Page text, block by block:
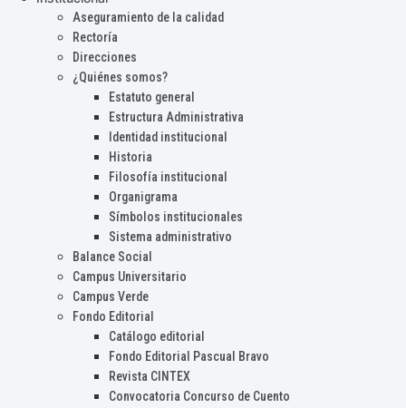
Aseguramiento de la calidad
Rectoría
Direcciones
¿Quiénes somos?
Estatuto general
Estructura Administrativa
Identidad institucional
Historia
Filosofía institucional
Organigrama
Símbolos institucionales
Sistema administrativo
Balance Social
Campus Universitario
Campus Verde
Fondo Editorial
Catálogo editorial
Fondo Editorial Pascual Bravo
Revista CINTEX
Convocatoria Concurso de Cuento